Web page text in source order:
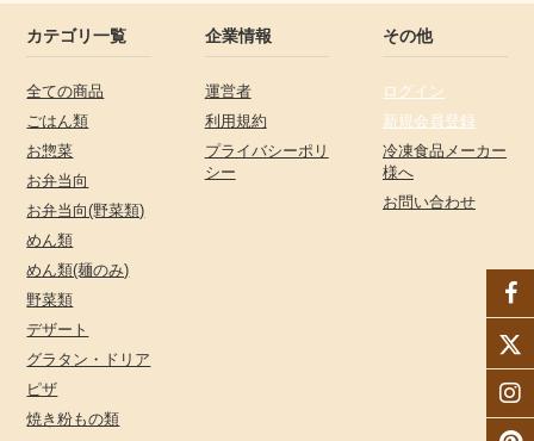
カテゴリ一覧
全ての商品
ごはん類
お惣菜
お弁当向
お弁当向(野菜類)
めん類
めん類(麺のみ)
野菜類
デザート
グラタン・ドリア
ピザ
焼き粉もの類
企業情報
運営者
利用規約
プライバシーポリ
シー
その他
ログイン
新規会員登録
冷凍食品メーカー
様へ
お問い合わせ